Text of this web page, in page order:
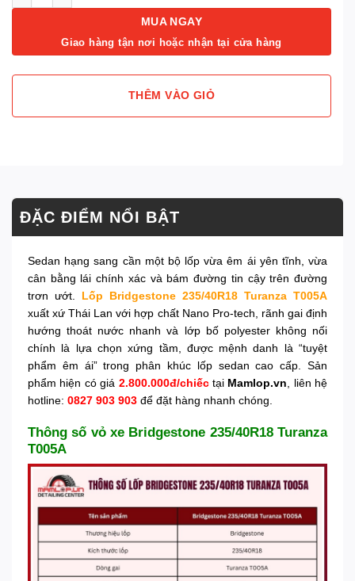
MUA NGAY
Giao hàng tận nơi hoặc nhận tại cửa hàng
THÊM VÀO GIỎ
ĐẶC ĐIỂM NỔI BẬT
Sedan hạng sang cần một bộ lốp vừa êm ái yên tĩnh, vừa
cân bằng lái chính xác và bám đường tin cậy trên đường
trơn ướt. Lốp Bridgestone 235/40R18 Turanza T005A
xuất xứ Thái Lan với hợp chất Nano Pro-tech, rãnh gai định
hướng thoát nước nhanh và lớp bố polyester không nối
chính là lựa chọn xứng tầm, được mệnh danh là “tuyệt
phẩm êm ái” trong phân khúc lốp sedan cao cấp. Sản
phẩm hiện có giá 2.800.000đ/chiếctại Mamlop.vn, liên hệ
hotline: 0827 903 903 để đặt hàng nhanh chóng.
Thông số vỏ xe Bridgestone 235/40R18 Turanza
T005A